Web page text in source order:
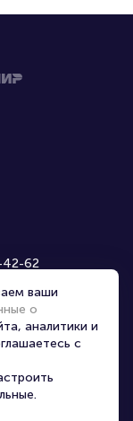
62
,
ваши
о
аналитики и
с